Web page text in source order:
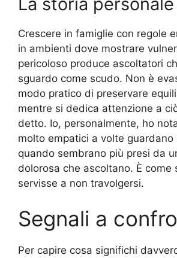
Crescere in famiglie con regole
in ambienti dove mostrare
pericoloso produce ascoltatori
sguardo come scudo. Non è
modo pratico di preservare
mentre si dedica attenzione a
detto. Io, personalmente, ho
molto empatici a volte guardano
quando sembrano più presi da
dolorosa che ascoltano. È come
servisse a non travolgersi.
Segnali a
Per capire cosa significhi